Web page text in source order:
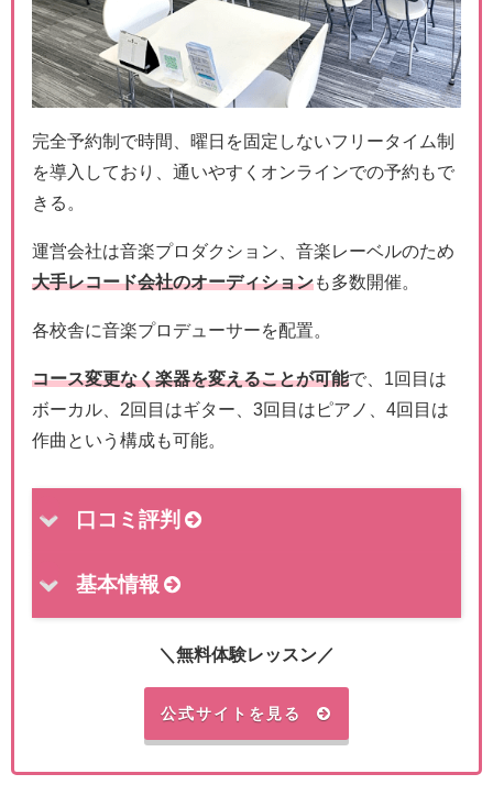
完全予約制で時間、曜日を固定しないフリータイム制
を導入しており、通いやすくオンラインでの予約もで
きる。
運営会社は音楽プロダクション、音楽レーベルのため
大手レコード会社のオーディションも多数開催。
各校舎に音楽プロデューサーを配置。
コース変更なく楽器を変えることが可能で、1回目は
ボーカル、2回目はギター、3回目はピアノ、4回目は
作曲という構成も可能。
口コミ評判
基本情報
＼無料体験レッスン／
公式サイトを見る